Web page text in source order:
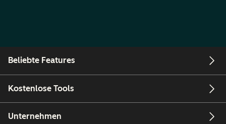
Beliebte Features
Kostenlose Tools
Unternehmen